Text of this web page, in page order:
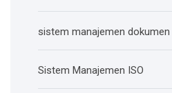
sistem manajemen dokumen
Sistem Manajemen ISO